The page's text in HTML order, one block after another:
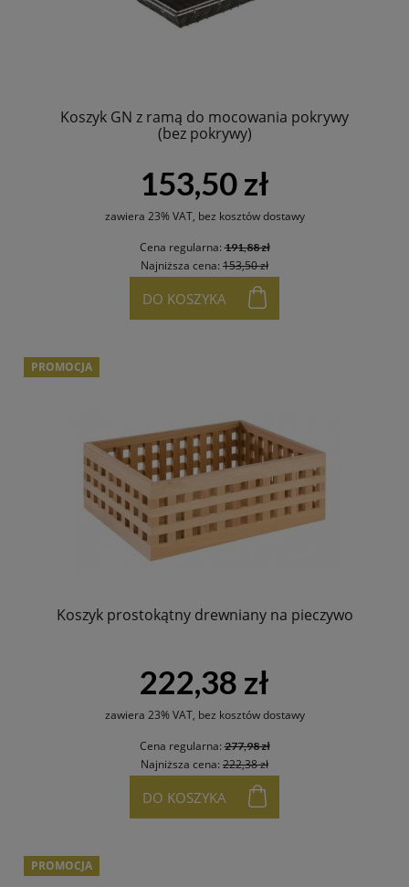
Koszyk GN z ramą do mocowania pokrywy
(bez pokrywy)
153,50 zł
zawiera 23% VAT, bez kosztów dostawy
Cena regularna:191,88 zł
Najniższa cena: 153,50 zł
DO KOSZYKA
Koszyk prostokątny drewniany na pieczywo
222,38 zł
zawiera 23% VAT, bez kosztów dostawy
Cena regularna:277,98 zł
Najniższa cena: 222,38 zł
DO KOSZYKA
PROMOCJA
PROMOCJA